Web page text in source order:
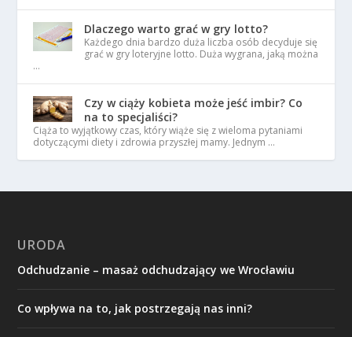
Dlaczego warto grać w gry lotto?
Każdego dnia bardzo duża liczba osób decyduje się
grać w gry loteryjne lotto. Duża wygrana, jaką można
…
Czy w ciąży kobieta może jeść imbir? Co
na to specjaliści?
Ciąża to wyjątkowy czas, który wiąże się z wieloma pytaniami
dotyczącymi diety i zdrowia przyszłej mamy. Jednym …
URODA
Odchudzanie – masaż odchudzający we Wrocławiu
Co wpływa na to, jak postrzegają nas inni?